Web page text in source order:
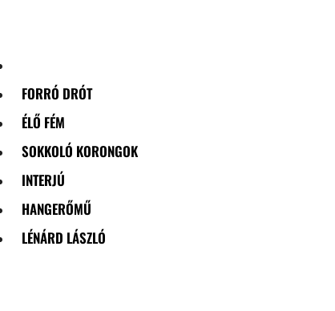
FORRÓ DRÓT
ÉLŐ FÉM
SOKKOLÓ KORONGOK
INTERJÚ
HANGERŐMŰ
LÉNÁRD LÁSZLÓ